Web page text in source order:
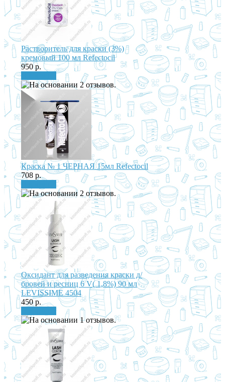
Растворитель для краски (3%)
кремовый 100 мл Refectocil
950 р.
Краска № 1 ЧЕРНАЯ 15мл Refectocil
708 р.
Оксидант для разведения краски д/
бровей и ресниц 6 V( 1,8%) 90 мл
LEVISSIME 4504
450 р.